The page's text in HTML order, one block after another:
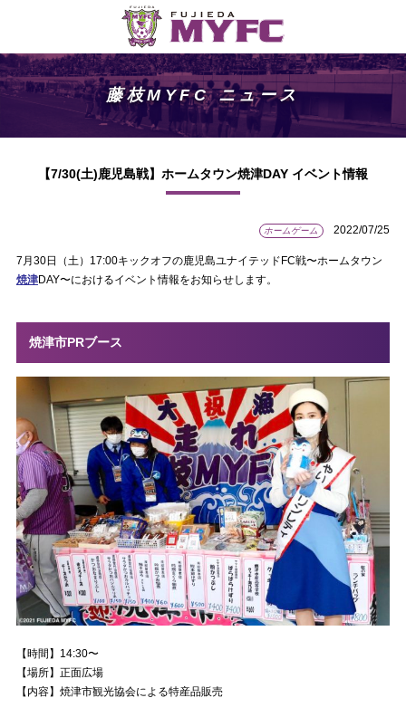
藤枝MYFC ニュース
【7/30(土)鹿児島戦】ホームタウン焼津DAY イベント情報
ホームゲーム 2022/07/25
7月30日（土）17:00キックオフの鹿児島ユナイテッドFC戦〜ホームタウン
焼津DAY〜におけるイベント情報をお知らせします。
焼津市PRブース
【時間】14:30〜
【場所】正面広場
【内容】焼津市観光協会による特産品販売